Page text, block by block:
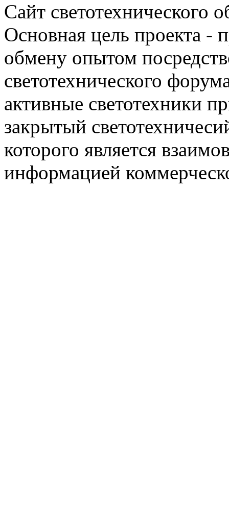
Сайт светотехнического
Основная цель проекта -
обмену опытом
светотехнического
активные светотехники
закрытый
которого является
информацией